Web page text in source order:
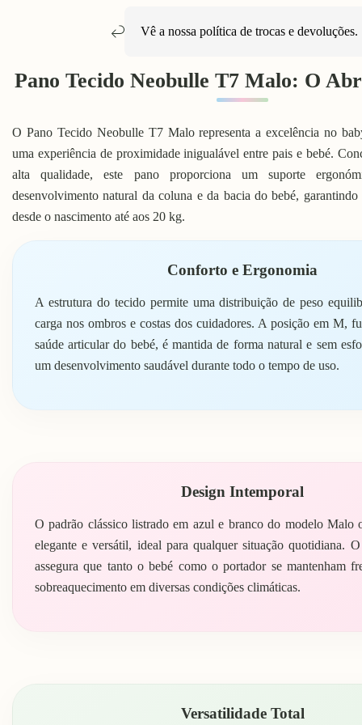
Vê a nossa política de trocas e devoluções.
Pano Tecido Neobulle T7 Malo: O
O Pano Tecido Neobulle T7 Malo representa a excelência no
uma experiência de proximidade inigualável entre pais e bebé.
alta qualidade, este pano proporciona um suporte
desenvolvimento natural da coluna e da bacia do bebé,
desde o nascimento até aos 20 kg.
Conforto e Ergonomia
A estrutura do tecido permite uma distribuição de peso
carga nos ombros e costas dos cuidadores. A posição em M,
saúde articular do bebé, é mantida de forma natural e sem
um desenvolvimento saudável durante todo o tempo de uso.
Design Intemporal
O padrão clássico listrado em azul e branco do modelo Malo
elegante e versátil, ideal para qualquer situação quotidiana.
assegura que tanto o bebé como o portador se mantenham
sobreaquecimento em diversas condições climáticas.
Versatilidade Total